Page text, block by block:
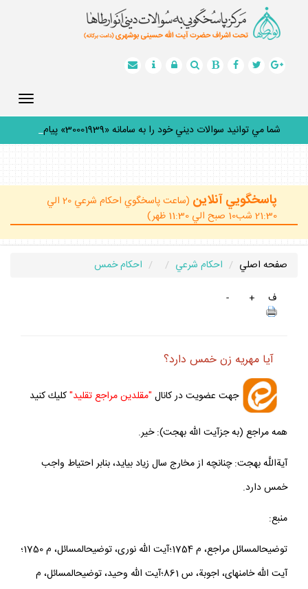
شما مي توانيد سوالات ديني خود را به سامانه «30001939» پيامك
پاسخگويي آنلاين
(ساعت پاسخگوي احكام شرعي 20 الي
21:30 شب10 صبح الي 11:30 ظهر)
صفحه اصلي احكام شرعي
احكام خمس
ف
+
-
آيا مهريه زن خمس دارد؟
جهت عضويت در كانال "مقلدين مراجع تقليد"كليك كنيد
همه مراجع (به جزآيت الله بهجت): خير.
آيةاللَّه بهجت: چنانچه از مخارج سال زياد بيايد، بنابر احتياط واجب
خمس دارد.
منبع:
توضيح‏المسائل مراجع، م 1754؛آيت الله نورى، توضيح‏المسائل، م 1750؛
آيت الله خامنه‏اى، اجوبة، س 861؛آيت الله وحيد، توضيح‏المسائل، م